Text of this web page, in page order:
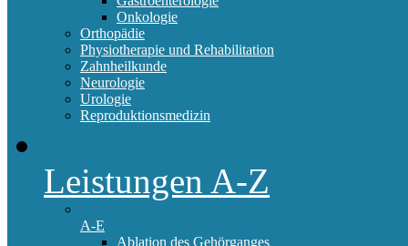
Onkologie
Orthopädie
Physiotherapie und Rehabilitation
Zahnheilkunde
Neurologie
Urologie
Reproduktionsmedizin
Leistungen A-Z
A-E
Ablation des Gehörganges